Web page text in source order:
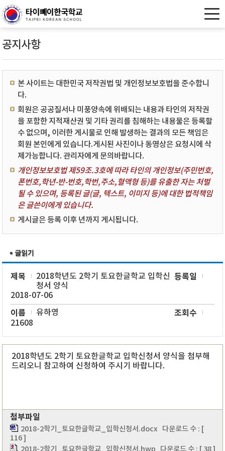
공지사항
본 사이트는 대한민국 저작권법 및 개인정보보호법을 준수합니
다.
회원은 공공질서나 미풍양속에 위배되는 내용과 타인의 저작권
을 포함한 지적재산권 및 기타 권리를 침해하는 내용물은 등록할
수 없으며, 이러한 게시물로 인해 발생하는 결과의 모든 책임은
회원 본인에게 있습니다.게시된 사진이나 동영상은 요청시에 삭
제가능합니다. 관리자에게 문의바랍니다.
개인정보보호법 제59조.3호에 따라 타인의 개인정보(주민번호,
폰번호,학년-반-번호,학번,주소,혈액형 등)를 유출한 자는 처벌
될 수 있으며, 등록된 글(글, 텍스트, 이미지 등)에 대한 법적책임
은 글쓴이에게 있습니다.
게시글은 등록 이후 년까지 게시됩니다.
제목
2018학년도 2학기 토요한글학교 입학신
청서 양식
등록일
2018-07-06
이름 유하영 조회수
21608
2018학년도 2학기 토요한글학교 입학신청서 양식을 첨부해
드리오니 참고하여 신청하여 주시기 바랍니다.
첨부파일
2018-2학기_토요한글학교_입학신청서.docx 다운로드 수 : [
116 ]
2018-2학기_토요한글학교_입학신청서.hwp 다운로드 수 : [ 38 ]